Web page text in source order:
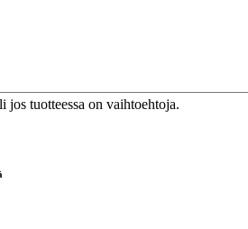
jos tuotteessa on vaihtoehtoja.